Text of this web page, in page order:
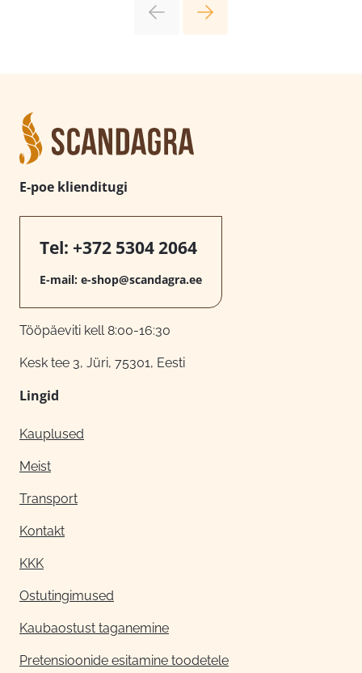
E-poe klienditugi
Tel: +372 5304 2064
E-mail: e-shop@scandagra.ee
Tööpäeviti kell 8:00-16:30
Kesk tee 3, Jüri, 75301, Eesti
Lingid
Kauplused
Meist
Transport
Kontakt
KKK
Ostutingimused
Kaubaostust taganemine
Pretensioonide esitamine toodetele